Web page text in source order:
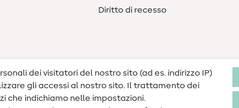
Diritto di recesso
dei visitatori del nostro sito (ad es. indirizzo IP)
gli accessi al nostro sito. Il trattamento dei
che indichiamo nelle impostazioni.